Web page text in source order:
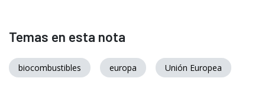
Temas en esta nota
biocombustibles europa Unión Europea